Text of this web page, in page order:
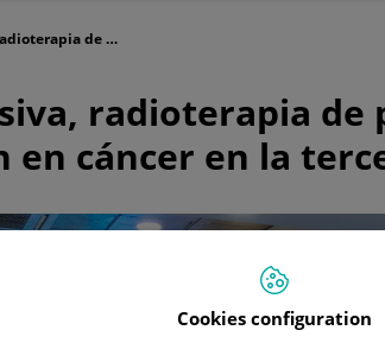
Cirugía mínimamente invasiva, radioterapia de precisión y fármacos personalizados: innovación en cáncer en la tercera Reunión Nacional
radioterapia de
cáncer en la
Cookies configuration